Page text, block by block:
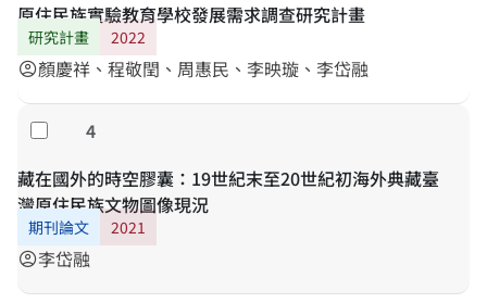
原住民族實驗教育學校發展需求調查研究計畫
研究計畫 2022
account_circle顏慶祥、程敬閏、周惠民、李映璇、李岱融
勾選
4
藏在國外的時空膠囊：19世紀末至20世紀初海外典藏臺
灣原住民族文物圖像現況
期刊論文 2021
account_circle李岱融